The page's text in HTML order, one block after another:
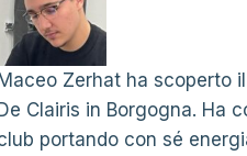
Zerhat ha scoperto
Clairis in Borgogna. Ha
portando con sé